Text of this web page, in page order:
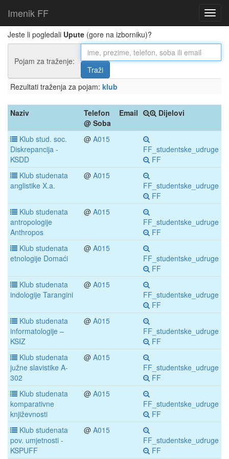
Imenik FF
Jeste li pogledali Upute (gore na izborniku)?
Pojam za traženje:
Rezultati traženja za pojam: klub
Naziv
Telefon
@ Soba
Email Dijelovi
Klub stud. soc.
Diskrepancija -
KSDD
@ A015
FF_studentske_udruge
FF
Klub studenata
anglistike X.a.
@ A015
FF_studentske_udruge
FF
Klub studenata
antropologije
Anthropos
@ A015
FF_studentske_udruge
FF
Klub studenata
etnologije Domaći
@ A015
FF_studentske_udruge
FF
Klub studenata
indologije Tarangini
@ A015
FF_studentske_udruge
FF
Klub studenata
informatologije –
KSIZ
@ A015
FF_studentske_udruge
FF
Klub studenata
južne slavistike A-
302
@ A015
FF_studentske_udruge
FF
Klub studenata
komparativne
književnosti
@ A015
FF_studentske_udruge
FF
Klub studenata
pov. umjetnosti -
KSPUFF
@ A015
FF_studentske_udruge
FF